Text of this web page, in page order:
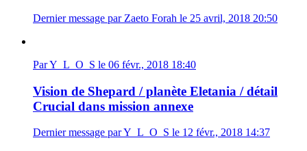
Dernier message par Zaeto Forah le 25 avril, 2018 20:50
Par Y_L_O_S le 06 févr., 2018 18:40
Vision de Shepard / planète Eletania / détail
Crucial dans mission annexe
Dernier message par Y_L_O_S le 12 févr., 2018 14:37